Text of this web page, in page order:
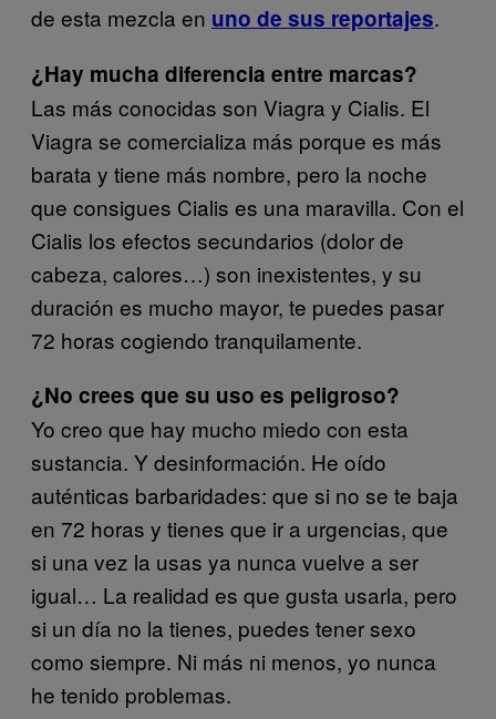
de esta mezcla en uno de sus reportajes.
¿Hay mucha diferencia entre marcas?
Las más conocidas son Viagra y Cialis. El
Viagra se comercializa más porque es más
barata y tiene más nombre, pero la noche
que consigues Cialis es una maravilla. Con el
Cialis los efectos secundarios (dolor de
cabeza, calores…) son inexistentes, y su
duración es mucho mayor, te puedes pasar
72 horas cogiendo tranquilamente.
¿No crees que su uso es peligroso?
Yo creo que hay mucho miedo con esta
sustancia. Y desinformación. He oído
auténticas barbaridades: que si no se te baja
en 72 horas y tienes que ir a urgencias, que
si una vez la usas ya nunca vuelve a ser
igual… La realidad es que gusta usarla, pero
si un día no la tienes, puedes tener sexo
como siempre. Ni más ni menos, yo nunca
he tenido problemas.